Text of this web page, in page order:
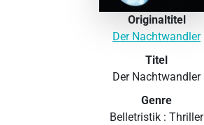
Originaltitel
Der Nachtwandler
Titel
Der Nachtwandler
Genre
Belletristik : Thriller